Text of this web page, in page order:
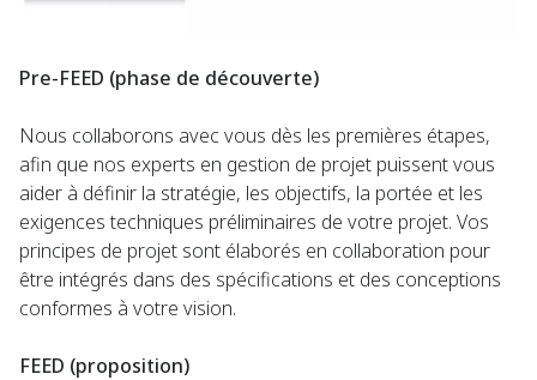
Pre-FEED (phase de découverte)
Nous collaborons avec vous dès les premières étapes,
afin que nos experts en gestion de projet puissent vous
aider à définir la stratégie, les objectifs, la portée et les
exigences techniques préliminaires de votre projet. Vos
principes de projet sont élaborés en collaboration pour
être intégrés dans des spécifications et des conceptions
conformes à votre vision.
FEED (proposition)